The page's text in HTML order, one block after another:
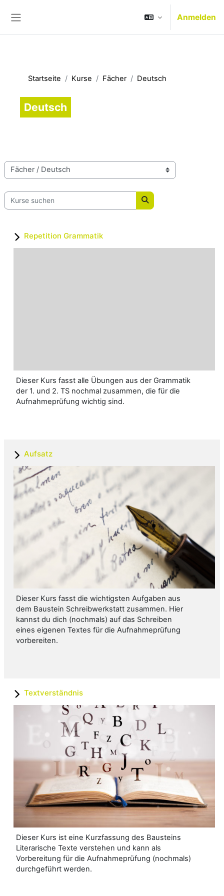
Anmelden
Startseite Kurse Fächer Deutsch
Deutsch
Kursbereiche
Kurse suchen
Kurse suchen
Repetition Grammatik
Dieser Kurs fasst alle Übungen aus der Grammatik
der 1. und 2. TS nochmal zusammen, die für die
Aufnahmeprüfung wichtig sind.
Aufsatz
Dieser Kurs fasst die wichtigsten Aufgaben aus
dem Baustein Schreibwerkstatt zusammen. Hier
kannst du dich (nochmals) auf das Schreiben
eines eigenen Textes für die Aufnahmeprüfung
vorbereiten.
Textverständnis
Dieser Kurs ist eine Kurzfassung des Bausteins
Literarische Texte verstehen und kann als
Vorbereitung für die Aufnahmeprüfung (nochmals)
durchgeführt werden.